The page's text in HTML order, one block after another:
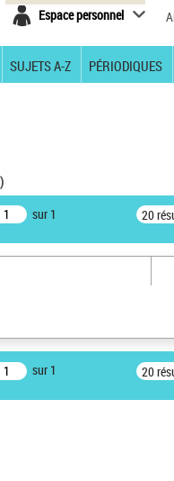
Espace personnel
SUJETS A-Z PÉRIODIQUES
)
sur 1 20
sur 1 20